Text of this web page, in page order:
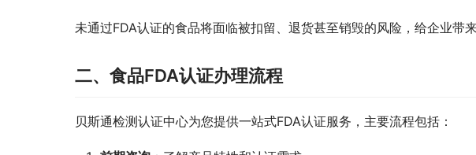
未通过FDA认证的食品将面临被扣留、退货甚至销毁的风险，给企业带来
二、食品FDA认证办理流程
贝斯通检测认证中心为您提供一站式FDA认证服务，主要流程包括：